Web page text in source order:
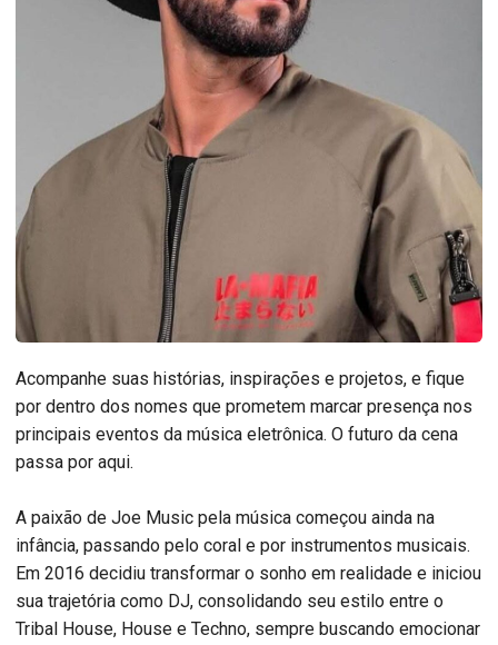
Acompanhe suas histórias, inspirações e projetos, e fique
por dentro dos nomes que prometem marcar presença nos
principais eventos da música eletrônica. O futuro da cena
passa por aqui.
A paixão de Joe Music pela música começou ainda na
infância, passando pelo coral e por instrumentos musicais.
Em 2016 decidiu transformar o sonho em realidade e iniciou
sua trajetória como DJ, consolidando seu estilo entre o
Tribal House, House e Techno, sempre buscando emocionar